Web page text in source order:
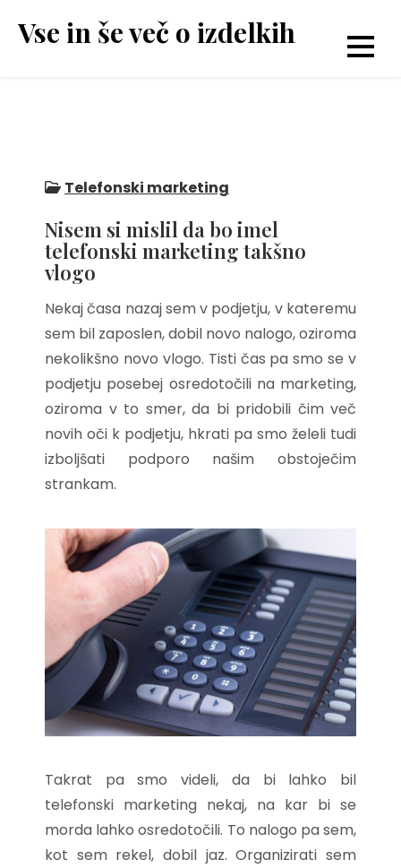
Vse in še več o izdelkih
Telefonski marketing
Nisem si mislil da bo imel
telefonski marketing takšno
vlogo
Nekaj časa nazaj sem v podjetju, v kateremu
sem bil zaposlen, dobil novo nalogo, oziroma
nekolikšno novo vlogo. Tisti čas pa smo se v
podjetju posebej osredotočili na marketing,
oziroma v to smer, da bi pridobili čim več
novih oči k podjetju, hkrati pa smo želeli tudi
izboljšati podporo našim obstoječim
strankam.
Takrat pa smo videli, da bi lahko bil
telefonski marketing nekaj, na kar bi se
morda lahko osredotočili. To nalogo pa sem,
kot sem rekel, dobil jaz. Organizirati sem